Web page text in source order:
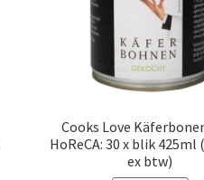
Cooks Love
HoReCA: 30 x blik 425ml
ex btw)